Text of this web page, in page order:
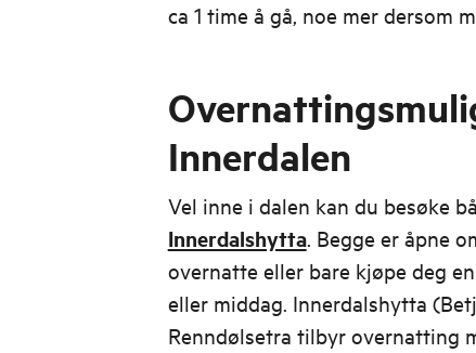
ca 1 time å gå, noe mer dersom
Innerdalen
Vel inne i dalen kan du besøke
Innerdalshytta. Begge er åpne
overnatte eller bare kjøpe deg
eller middag. Innerdalshytta
Renndølsetra tilbyr overnatting